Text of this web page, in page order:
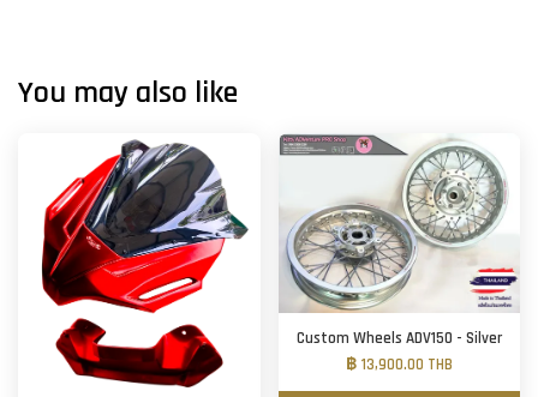
You may also like
Custom Wheels ADV150 - Silver
฿ 13,900.00 THB